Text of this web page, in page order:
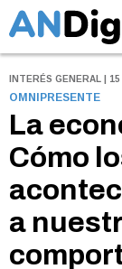
INTERÉS GENERAL |
OMNIPRESENTE
La
Cómo
a